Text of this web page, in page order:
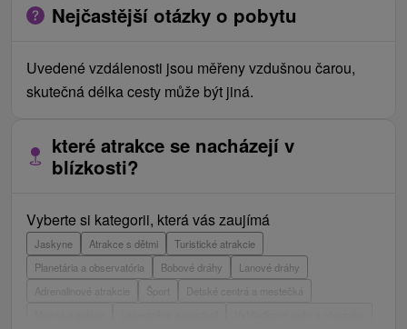
Nejčastější otázky o pobytu
Uvedené vzdálenosti jsou měřeny vzdušnou čarou,
skutečná délka cesty může být jiná.
které atrakce se nacházejí v
blízkosti?
Vyberte si kategorii, která vás zaujímá
Jaskyne Atrakce s dětmi
Turistické atrakcie
Planetária a observatória
Bobové dráhy
Lanové dráhy
Adrenalinové atrakcie
Detské centrá a mestečká